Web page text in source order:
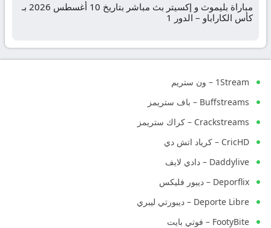
مباراة بليموث و إكسيتر بث مباشر بتاريخ 10 أغسطس 2026 بـ
كأس الكاراباو – الدور 1
1Stream – ون ستريم
Buffstreams – باف ستريمز
Crackstreams – كراك ستريمز
CricHD – كرياد اتش دي
Daddylive – دادي لايف
Deporflix – ديبور فليكس
Deporte Libre – ديبورتي ليبري
FootyBite – فوتي بايت